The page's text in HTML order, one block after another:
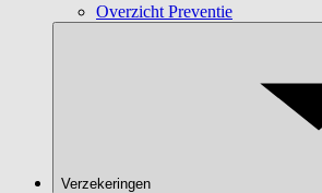
Overzicht Preventie
Verzekeringen